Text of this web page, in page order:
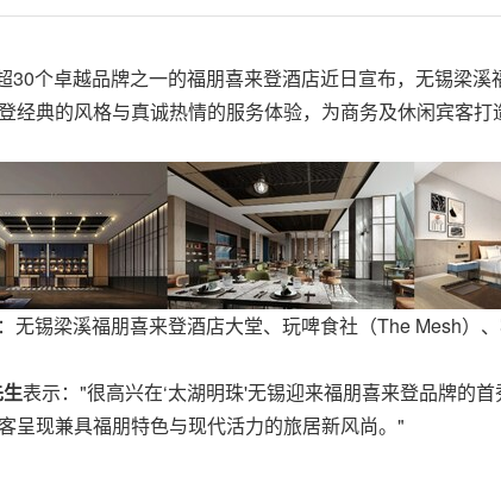
30个卓越品牌之一的福朋喜来登酒店近日宣布，无锡梁
典的风格与真诚热情的服务体验，为商务及休闲宾客打
无锡梁溪福朋喜来登酒店大堂、玩啤食社（The Mesh）、
表示："很高兴在‘太湖明珠'无锡迎来福朋喜来登品牌的
呈现兼具福朋特色与现代活力的旅居新风尚。"